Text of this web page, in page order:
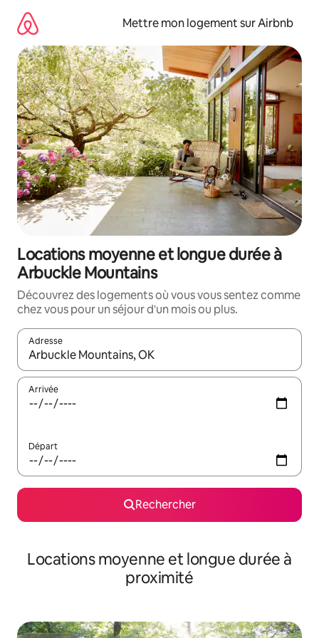
directement
contenu
Mettre mon logement sur Airbnb
Locations moyenne et longue durée à
Arbuckle Mountains
Découvrez des logements où vous vous sentez comme
chez vous pour un séjour d'un mois ou plus.
Adresse
Lorsque les résultats s'affichent, utilisez les flèches vers le
Arrivée
Départ
Rechercher
Locations moyenne et longue durée à
proximité